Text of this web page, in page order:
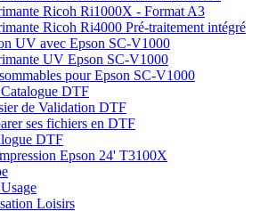
Ricoh Ri1000X - Format A3
Ricoh Ri4000 Pré-traitement intégré
UV avec Epson SC-V1000
UV Epson SC-V1000
pour Epson SC-V1000
DTF
de Validation DTF
ses fichiers en DTF
DTF
Epson 24' T3100X
Loisirs